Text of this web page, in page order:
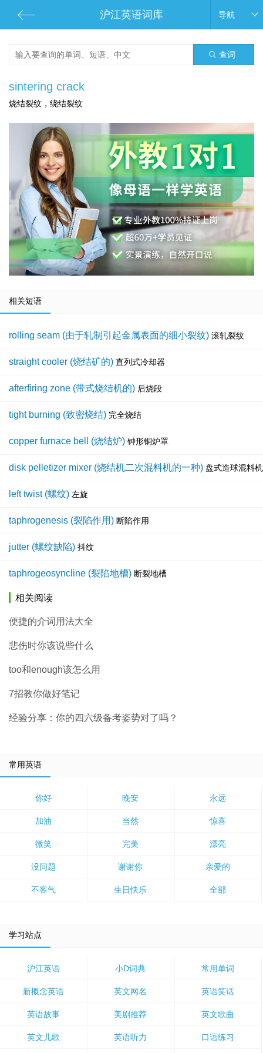
沪江英语词库 导航
查词
sintering crack
烧结裂纹，绕结裂纹
相关短语
rolling seam (由于轧制引起金属表面的细小裂纹) 滚轧裂纹
straight cooler (烧结矿的) 直列式冷却器
afterfiring zone (带式烧结机的) 后烧段
tight burning (致密烧结) 完全烧结
copper furnace bell (烧结炉) 钟形铜炉罩
disk pelletizer mixer (烧结机二次混料机的一种) 盘式造球混料机
left twist (螺纹) 左旋
taphrogenesis (裂陷作用) 断陷作用
jutter (螺纹缺陷) 抖纹
taphrogeosyncline (裂陷地槽) 断裂地槽
相关阅读
便捷的介词用法大全
悲伤时你该说些什么
too和enough该怎么用
7招教你做好笔记
经验分享：你的四六级备考姿势对了吗？
常用英语
你好 晚安 永远
加油 当然 惊喜
微笑 完美 漂亮
没问题 谢谢你 亲爱的
不客气 生日快乐 全部
学习站点
沪江英语 小D词典 常用单词
新概念英语 英文网名 英语笑话
英语故事 美剧推荐 英文歌曲
英文儿歌 英语听力 口语练习